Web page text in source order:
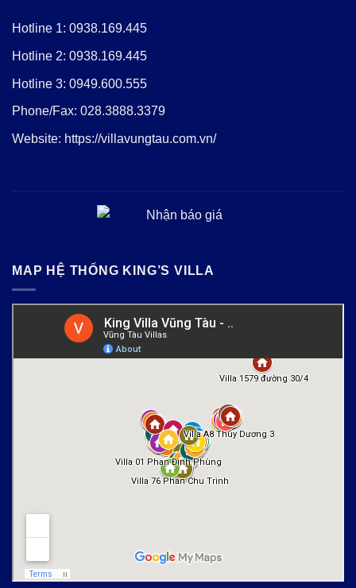
Hotline 1: 0938.169.445
Hotline 2: 0938.169.445
Hotline 3: 0949.600.555
Phone/Fax: 028.3888.3379
Website: https://villavungtau.com.vn/
MAP HỆ THỐNG KING’S VILLA